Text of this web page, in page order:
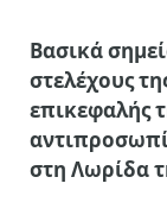
Bασικά
στελέχους
επικεφαλής
στη Λωρίδα